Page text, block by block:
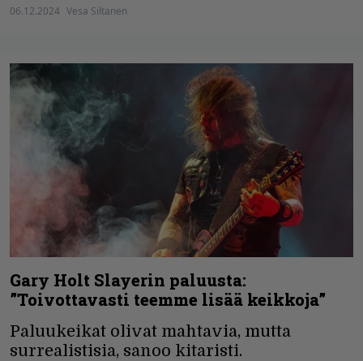
06.12.2024 Vesa Siltanen
Gary Holt Slayerin paluusta:
”Toivottavasti teemme lisää keikkoja”
Paluukeikat olivat mahtavia, mutta
surrealistisia, sanoo kitaristi.